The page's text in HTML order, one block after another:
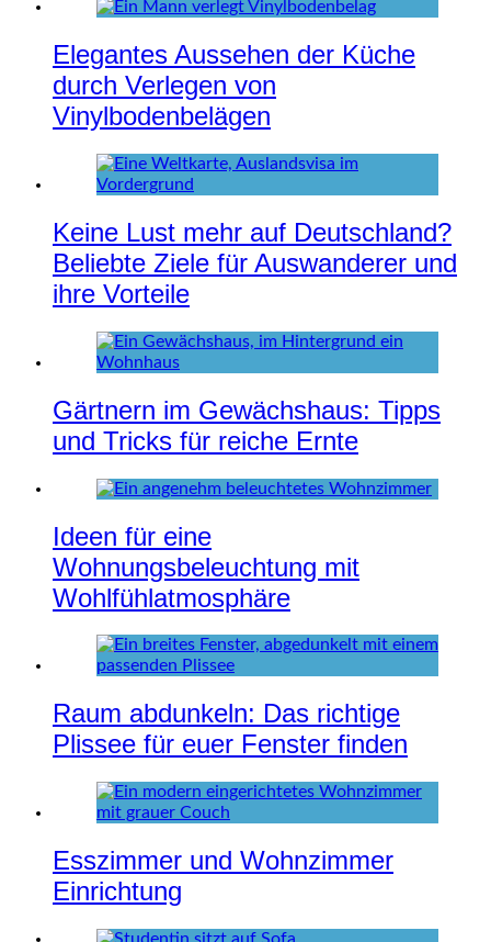
Elegantes Aussehen der Küche
durch Verlegen von
Vinylbodenbelägen
Keine Lust mehr auf Deutschland?
Beliebte Ziele für Auswanderer und
ihre Vorteile
Gärtnern im Gewächshaus: Tipps
und Tricks für reiche Ernte
Ideen für eine
Wohnungsbeleuchtung mit
Wohlfühlatmosphäre
Raum abdunkeln: Das richtige
Plissee für euer Fenster finden
Esszimmer und Wohnzimmer
Einrichtung